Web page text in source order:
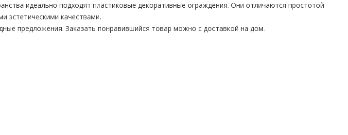
идеально подходят пластиковые декоративные ограждения. Они отличаются простотой
эстетическими качествами.
предложения. Заказать понравившийся товар можно с доставкой на дом.